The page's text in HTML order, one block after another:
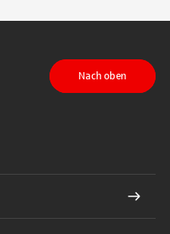
TikTokauf LinkedIn
Nach oben